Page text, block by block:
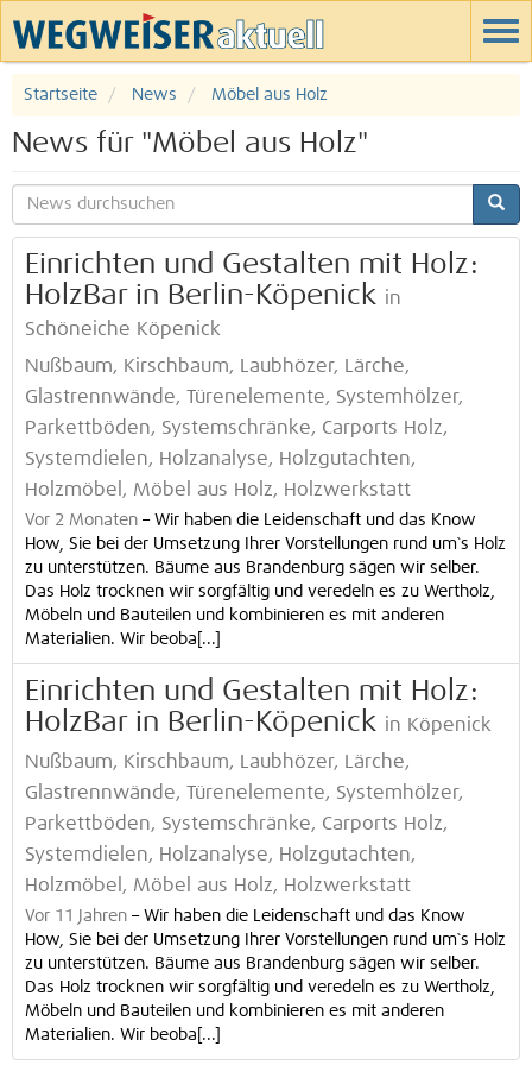
Startseite News Möbel aus Holz
News für "Möbel aus Holz"
Einrichten und Gestalten mit Holz:
HolzBar in Berlin-Köpenick in
Schöneiche Köpenick
Nußbaum, Kirschbaum, Laubhözer, Lärche,
Glastrennwände, Türenelemente, Systemhölzer,
Parkettböden, Systemschränke, Carports Holz,
Systemdielen, Holzanalyse, Holzgutachten,
Holzmöbel, Möbel aus Holz, Holzwerkstatt
Vor 2 Monaten – Wir haben die Leidenschaft und das Know
How, Sie bei der Umsetzung Ihrer Vorstellungen rund um`s Holz
zu unterstützen. Bäume aus Brandenburg sägen wir selber.
Das Holz trocknen wir sorgfältig und veredeln es zu Wertholz,
Möbeln und Bauteilen und kombinieren es mit anderen
Materialien. Wir beoba[...]
Einrichten und Gestalten mit Holz:
HolzBar in Berlin-Köpenick in Köpenick
Nußbaum, Kirschbaum, Laubhözer, Lärche,
Glastrennwände, Türenelemente, Systemhölzer,
Parkettböden, Systemschränke, Carports Holz,
Systemdielen, Holzanalyse, Holzgutachten,
Holzmöbel, Möbel aus Holz, Holzwerkstatt
Vor 11 Jahren – Wir haben die Leidenschaft und das Know
How, Sie bei der Umsetzung Ihrer Vorstellungen rund um`s Holz
zu unterstützen. Bäume aus Brandenburg sägen wir selber.
Das Holz trocknen wir sorgfältig und veredeln es zu Wertholz,
Möbeln und Bauteilen und kombinieren es mit anderen
Materialien. Wir beoba[...]